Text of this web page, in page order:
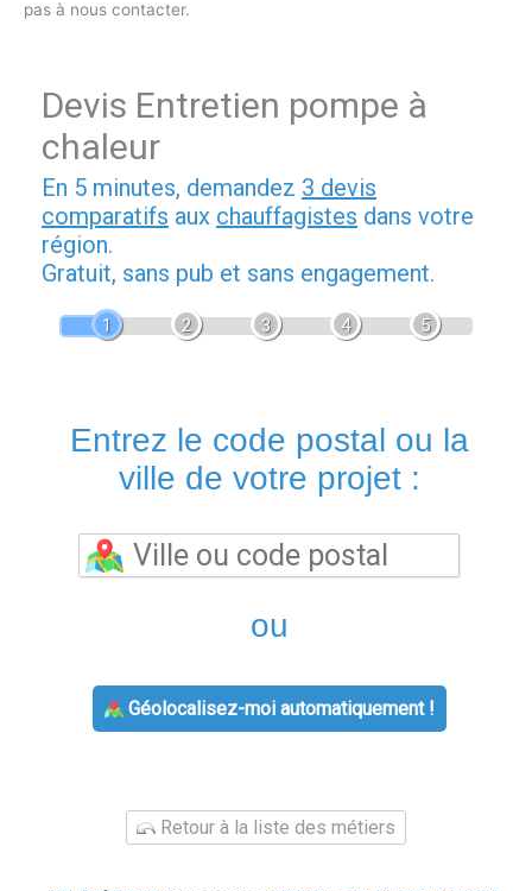
pas à nous contacter.
Devis Entretien pompe à
chaleur
En 5 minutes, demandez 3 devis
comparatifs aux chauffagistes dans votre
région.
Gratuit, sans pub et sans engagement.
1 2 3 4 5
Entrez le code postal ou la
ville de votre projet :
ou
Géolocalisez-moi automatiquement !
Retour à la liste des métiers